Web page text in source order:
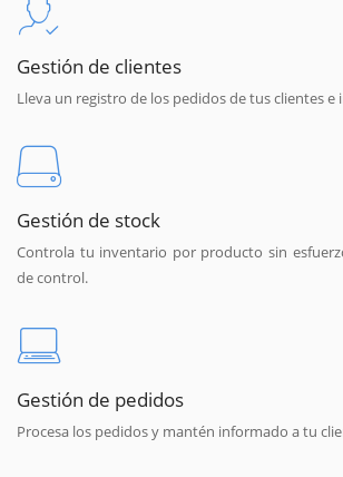
Gestión de clientes
Lleva un registro de los pedidos de tus clientes e
Gestión de stock
Controla tu inventario por producto sin
de control.
Gestión de pedidos
Procesa los pedidos y mantén informado a tu